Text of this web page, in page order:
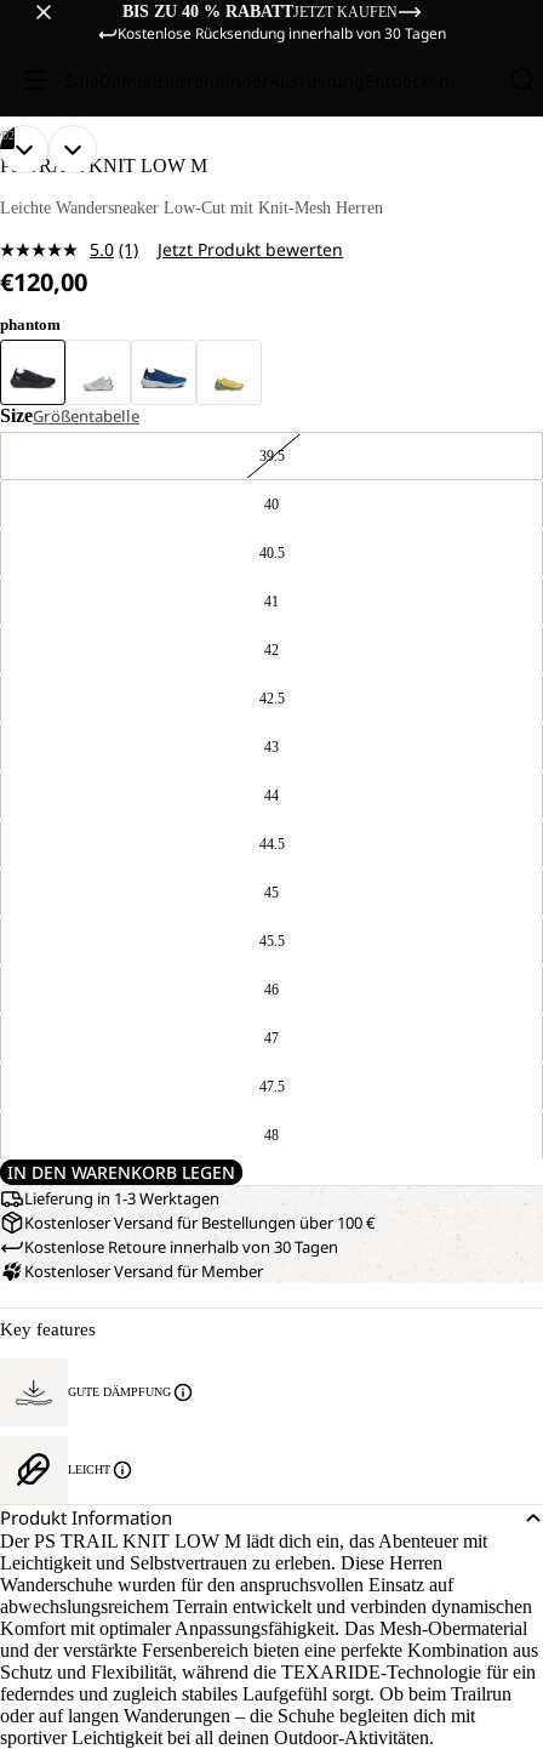
BIS ZU 40 % RABATTJETZT KAUFEN
Kostenlose Rücksendung innerhalb von 30 Tagen
02
BILD
VOLLBILD
BILD
VOLLBILD
PS TRAIL KNIT LOW M
Leichte Wandersneaker Low-Cut mit Knit-Mesh Herren
5.0 Bewertung
derselben
(1) Jetzt Produkt bewerten
€120,00
phantom
SizeGrößentabelle
39.5
40
40.5
41
42
42.5
43
44
44.5
45
45.5
46
47
47.5
48
IN DEN WARENKORB LEGEN
Lieferung in 1-3 Werktagen
Kostenloser Versand für Bestellungen über 100 €
Kostenlose Retoure innerhalb von 30 Tagen
Kostenloser Versand für Member
Key features
GUTE DÄMPFUNG
LEICHT
Produkt Information
Der PS TRAIL KNIT LOW M lädt dich ein, das Abenteuer mit
Leichtigkeit und Selbstvertrauen zu erleben. Diese Herren
Wanderschuhe wurden für den anspruchsvollen Einsatz auf
abwechslungsreichem Terrain entwickelt und verbinden dynamischen
Komfort mit optimaler Anpassungsfähigkeit. Das Mesh-Obermaterial
und der verstärkte Fersenbereich bieten eine perfekte Kombination aus
Schutz und Flexibilität, während die TEXARIDE-Technologie für ein
federndes und zugleich stabiles Laufgefühl sorgt. Ob beim Trailrun
oder auf langen Wanderungen – die Schuhe begleiten dich mit
sportiver Leichtigkeit bei all deinen Outdoor-Aktivitäten.